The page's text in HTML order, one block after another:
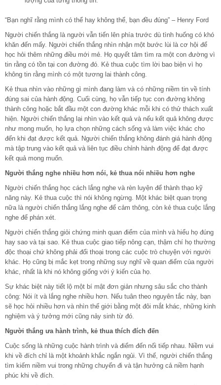
“Bạn nghĩ rằng mình có thể hay không thể, bạn đều đúng” – Henry Ford
Người chiến thắng là người vẫn tiến lên phía trước dù tình huống có khó
khăn đến mấy. Người chiến thắng nhìn nhận một bước lùi là cơ hội để
học hỏi thêm những điều mới mẻ. Họ quyết tâm tìm ra một con đường vì
tin rằng có tồn tại con đường đó. Kẻ thua cuộc tìm lời bao biện vì họ
không tin rằng mình có một tương lai thành công.
Kẻ thua nhìn vào những gì mình đang làm và có những niềm tin về tính
đúng sai của hành động. Cuối cùng, họ vẫn tiếp tục con đường không
thành công hoặc bắt đầu một con đường khác mỗi khi có thử thách xuất
hiện. Người chiến thắng lại nhìn vào kết quả và nếu kết quả không được
như mong muốn, họ lựa chọn những cách sống và làm việc khác cho
đến khi đạt được kết quả. Người chiến thắng không đánh giá hành động
mà tập trung vào kết quả và liên tục điều chỉnh hành động để đạt được
kết quả mong muốn.
Người thắng nghe nhiều hơn nói, kẻ thua nói nhiều hơn nghe
Người chiến thắng học cách lắng nghe và rèn luyện để thành thạo kỹ
năng này. Kẻ thua cuộc thì nói không ngừng. Một khác biệt quan trọng
nữa là người chiến thắng lắng nghe để cảm thông, còn kẻ thua cuộc lắng
nghe để phán xét.
Người chiến thắng giỏi chứng minh quan điểm của mình và hiểu họ đúng
hay sao và tại sao. Kẻ thua cuộc giao tiếp nông cạn, thậm chí họ thường
độc thoại chứ không phải đối thoại trong các cuộc trò chuyện với người
khác. Họ cũng bị mắc kẹt trong những suy nghĩ về quan điểm của người
khác, nhất là khi nó không giống với ý kiến của họ.
Sự khác biệt này tiết lộ một bí mật đơn giản nhưng sâu sắc cho thành
công: Nói ít và lắng nghe nhiều hơn. Nếu tuân theo nguyên tắc này, bạn
sẽ học hỏi nhiều hơn và nhìn thế giới bằng một đôi mắt khác, những kinh
nghiệm và ý tưởng mới cũng nảy sinh từ đó.
Người thắng ưa hành trình, kẻ thua thích đích đến
Cuộc sống là những cuộc hành trình và điểm đến nối tiếp nhau. Niềm vui
khi về đích chỉ là một khoảnh khắc ngắn ngủi. Vì thế, người chiến thắng
tìm kiếm niềm vui trong những chuyến đi và tận hưởng cả niềm hạnh
phúc khi về đích.